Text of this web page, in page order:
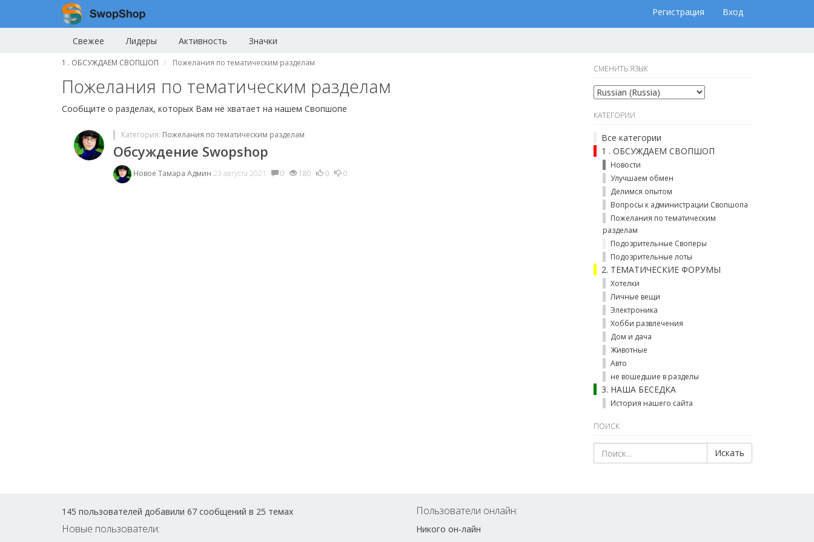
Регистрация Вход
Свежее Лидеры Активность Значки
1 . ОБСУЖДАЕМ СВОПШОП Пожелания по тематическим разделам
Пожелания по тематическим разделам
Сообщите о разделах, которых Вам не хватает на нашем Свопшопе
Категория: Пожелания по тематическим разделам
Обсуждение Swopshop
Новое Тамара Админ 23 августа 2021 0 180 0 0
СМЕНИТЬ ЯЗЫК
КАТЕГОРИИ
Все категории
1 . ОБСУЖДАЕМ СВОПШОП
Новости
Улучшаем обмен
Делимся опытом
Вопросы к администрации Свопшопа
Пожелания по тематическим
разделам
Подозрительные Своперы
Подозрительные лоты
2. ТЕМАТИЧЕСКИЕ ФОРУМЫ
Хотелки
Личные вещи
Электроника
Хобби развлечения
Дом и дача
Животные
Авто
не вошедшие в разделы
3. НАША БЕСЕДКА
История нашего сайта
ПОИСК
Искать
145 пользователей добавили 67 сообщений в 25 темах
Новые пользователи:
Пользователи онлайн:
Никого он-лайн